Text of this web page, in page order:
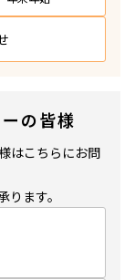
の皆様
はこちらにお問
ます。